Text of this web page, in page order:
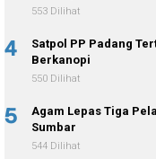
553 Dilihat
4
Satpol PP Padang
Berkanopi
550 Dilihat
5
Agam Lepas Tiga
Sumbar
544 Dilihat